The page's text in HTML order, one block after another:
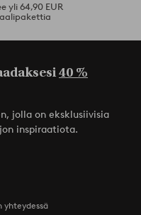
yli 64,90 EUR
40 %
jolla on eksklusiivisia
inspiraatiota.
yhteydessä